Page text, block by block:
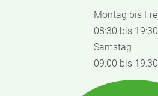
Montag bis
08:30 bis
Samstag
09:00 bis